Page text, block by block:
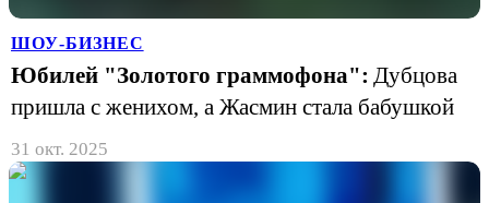
ШОУ-БИЗНЕС
Юбилей "Золотого граммофона": Дубцова
пришла с женихом, а Жасмин стала бабушкой
31 окт. 2025